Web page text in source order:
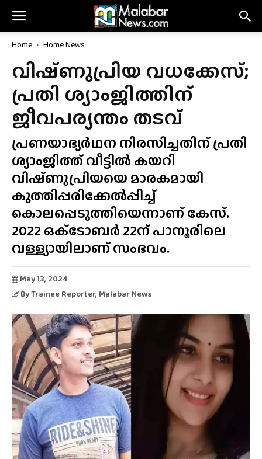
Home Home News
വിഷ്‌ണുപ്രിയ വധക്കേസ്;
പ്രതി ശ്യാംജിത്തിന്
ജീവപര്യന്തം തടവ്
പ്രണയാഭ്യർഥന നിരസിച്ചതിന് പ്രതി
ശ്യാംജിത്ത് വീട്ടിൽ കയറി
വിഷ്‌ണുപ്രിയയെ മാരകമായി
കുത്തിപ്പരിക്കേൽപ്പിച്ച്
കൊലപ്പെടുത്തിയെന്നാണ് കേസ്.
2022 ഒക്‌ടോബർ 22ന് പാനൂരിലെ
വള്ള്യായിലാണ് സംഭവം.
May 13, 2024
ByTrainee Reporter, Malabar News